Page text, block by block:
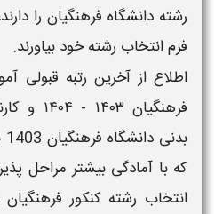
رشته دانشگاه فرهنگیان را
فرم انتخاب رشته خود بیاورند.
اطلاع از آخرین رتبه قبولی
فرهنگیان ۱۴۰۳ - ۱۴۰۴
و
بدنی دانشگاه فرهنگیان 1403
که با آمادگی بیشتر مراحل
انتخاب رشته کنکور